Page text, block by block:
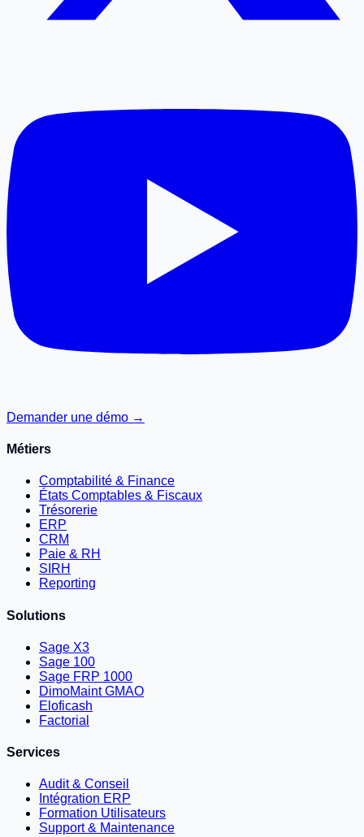
Demander une démo →
Métiers
Comptabilité & Finance
États Comptables & Fiscaux
Trésorerie
ERP
CRM
Paie & RH
SIRH
Reporting
Solutions
Sage X3
Sage 100
Sage FRP 1000
DimoMaint GMAO
Eloficash
Factorial
Services
Audit & Conseil
Intégration ERP
Formation Utilisateurs
Support & Maintenance